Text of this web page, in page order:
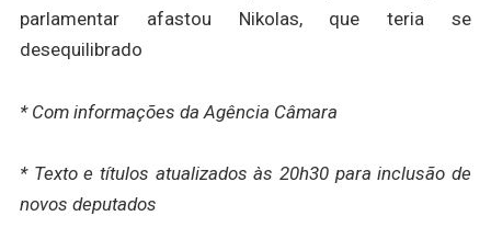
parlamentar afastou Nikolas, que teria se
desequilibrado
* Com informações da Agência Câmara
* Texto e títulos atualizados às 20h30 para inclusão de
novos deputados